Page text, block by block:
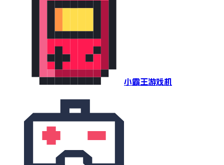
小霸王游戏机